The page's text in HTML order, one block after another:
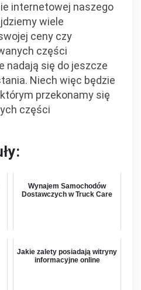
internetowej naszego
wiele
ceny czy
części
nadają się do jeszcze
Niech więc będzie
przekonamy się
części
Wynajem Samochodów
Dostawczych w Truck Care
Jakie zalety posiadają witryny
informacyjne online